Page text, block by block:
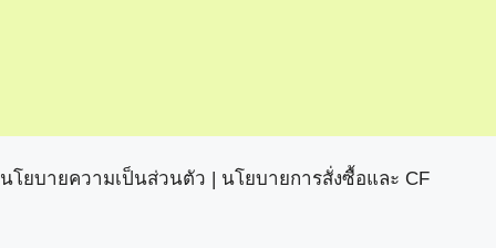
นโยบายความเป็นส่วนตัว | นโยบายการสั่งซื้อและ CF